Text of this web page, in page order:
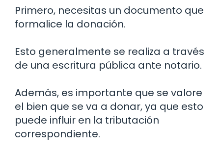
Primero, necesitas un documento que
formalice la donación.
Esto generalmente se realiza a través
de una escritura pública ante notario.
Además, es importante que se valore
el bien que se va a donar, ya que esto
puede influir en la tributación
correspondiente.